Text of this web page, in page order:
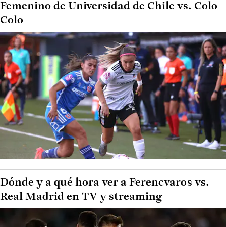
Femenino de Universidad de Chile vs. Colo
Colo
Dónde y a qué hora ver a Ferencvaros vs.
Real Madrid en TV y streaming